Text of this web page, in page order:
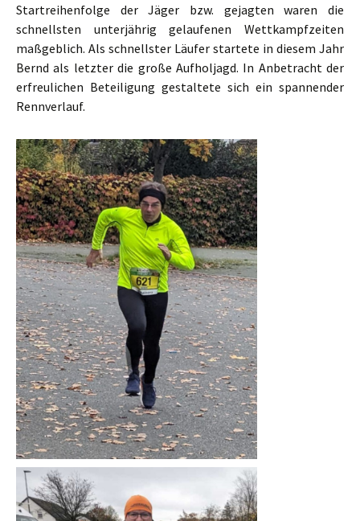
Startreihenfolge der Jäger bzw. gejagten waren die
schnellsten unterjährig gelaufenen Wettkampfzeiten
maßgeblich. Als schnellster Läufer startete in diesem Jahr
Bernd als letzter die große Aufholjagd. In Anbetracht der
erfreulichen Beteiligung gestaltete sich ein spannender
Rennverlauf.